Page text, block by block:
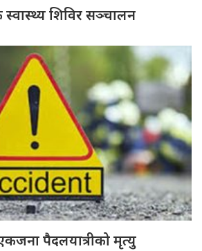
शिविर सञ्चालन
पैदलयात्रीको मृत्यु